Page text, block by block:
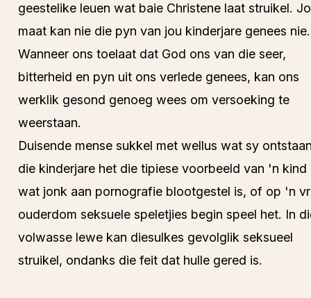
geestelike leuen wat baie Christene laat struikel.
maat kan nie die pyn van jou kinderjare genees nie.
Wanneer ons toelaat dat God ons van die seer,
bitterheid en pyn uit ons verlede genees, kan ons
werklik gesond genoeg wees om versoeking te
weerstaan.
Duisende mense sukkel met wellus wat sy
die kinderjare het die tipiese voorbeeld van 'n kind
wat jonk aan pornografie blootgestel is, of op 'n
ouderdom seksuele speletjies begin speel het. In
volwasse lewe kan diesulkes gevolglik seksueel
struikel, ondanks die feit dat hulle gered is.